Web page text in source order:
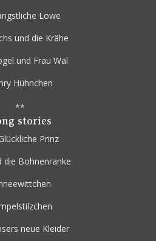
Löwe
und die Krähe
und Frau Wal
Hühnchen
**
stories
Prinz
die Bohnenranke
neue Kleider